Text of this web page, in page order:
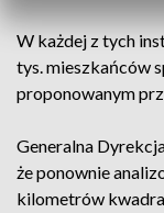
W każdej z tych
tys. mieszkańców
proponowanym
Generalna
że ponownie
kilometrów